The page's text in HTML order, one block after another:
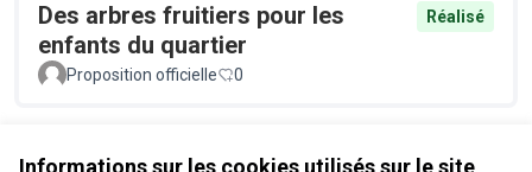
Informations sur les cookies utilisés sur le site
Des arbres fruitiers pour les
enfants du quartier
Réalisé
Proposition officielle 0